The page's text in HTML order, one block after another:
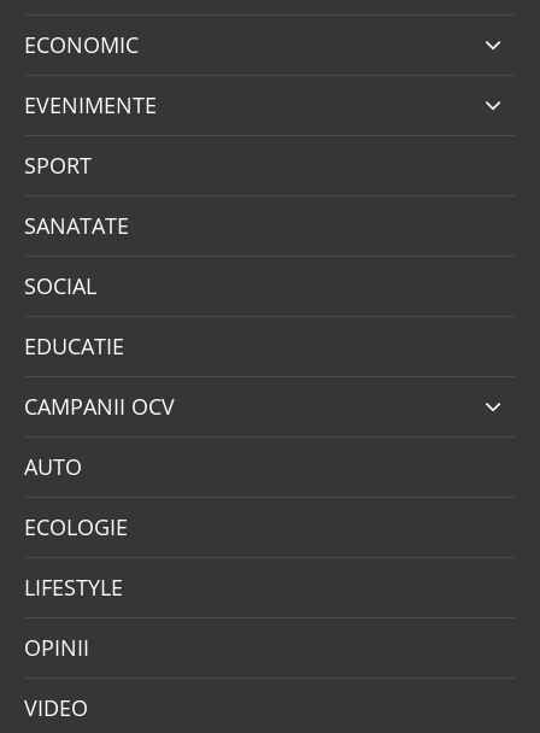
ECONOMIC
EVENIMENTE
SPORT
SANATATE
SOCIAL
EDUCATIE
CAMPANII OCV
AUTO
ECOLOGIE
LIFESTYLE
OPINII
VIDEO